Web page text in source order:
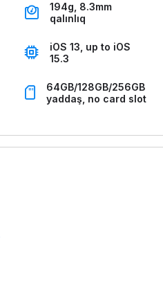
194g, 8.3mm
qalınlıq
iOS 13, up to iOS
15.3
64GB/128GB/256GB
yaddaş, no card slot